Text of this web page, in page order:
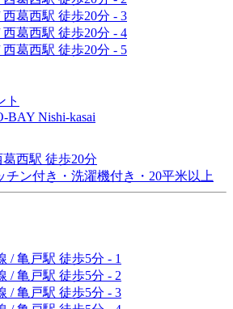
ト
BAY Nishi-kasai
西駅 徒歩20分
チン付き・洗濯機付き・20平米以上